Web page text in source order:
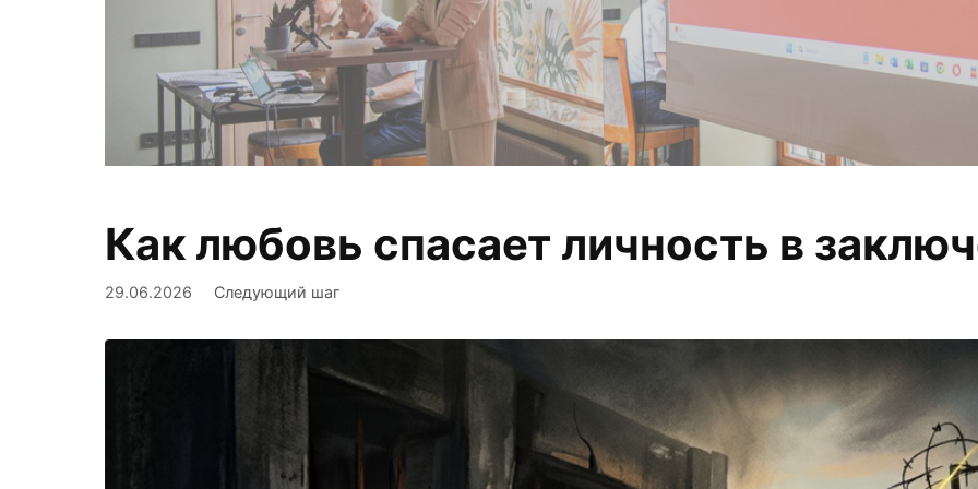
Фиксируем, анализируем,
Как любовь спасает личность в
29.06.2026 Следующий шаг